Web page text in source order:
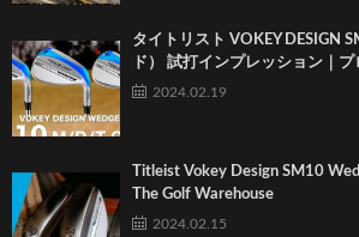
タイトリスト VOKEY DESIGN
ド） 試打インプレッション｜
2024.02.19
Titleist Vokey Design SM10
The Golf Warehouse
2024.02.15